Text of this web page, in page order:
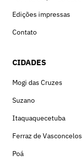
Edições impressas
Contato
CIDADES
Mogi das Cruzes
Suzano
Itaquaquecetuba
Ferraz de Vasconcelos
Poá